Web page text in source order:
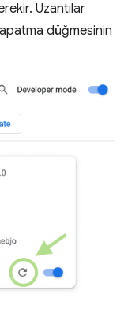
Uzantılar
düğmesinin